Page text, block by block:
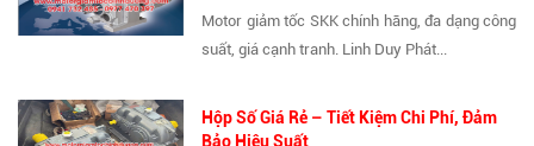
Motor giảm tốc SKK chính hãng, đa dạng công
suất, giá cạnh tranh. Linh Duy Phát...
Hộp Số Giá Rẻ – Tiết Kiệm Chi Phí, Đảm
Bảo Hiệu Suất